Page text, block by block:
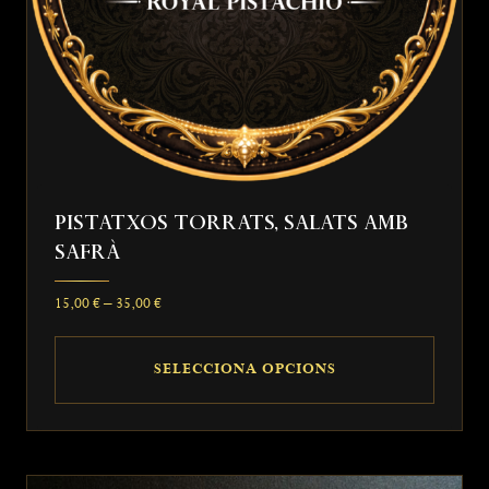
la
pàgina
del
producte
Pistatxos Torrats, Salats Amb
Safrà
15,00€– 35,00€Interval
a
35,00 €
SELECCIONA OPCIONS
té